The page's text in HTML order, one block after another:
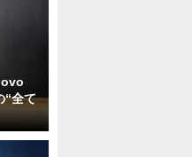
“全て